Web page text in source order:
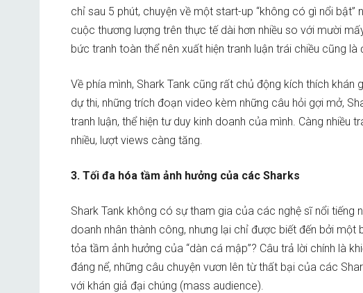
chỉ sau 5 phút, chuyện về một start-up “không có gì nổi
cuộc thương lượng trên thực tế dài hơn nhiều so với mười
bức tranh toàn thể nên xuất hiện tranh luận trái chiều cũng là
Về phía mình, Shark Tank cũng rất chủ động kích thích
dự thi, những trích đoạn video kèm những câu hỏi gợi mở,
tranh luận, thể hiện tư duy kinh doanh của mình. Càng nhiều
nhiều, lượt views càng tăng.
3. Tối đa hóa tầm ảnh hưởng của các Sharks
Shark Tank không có sự tham gia của các nghệ sĩ nổi tiếng
doanh nhân thành công, nhưng lại chỉ được biết đến bởi một
tỏa tầm ảnh hưởng của “dàn cá mập”? Câu trả lời chính là
đáng nể, những câu chuyện vươn lên từ thất bại của các
với khán giả đại chúng (mass audience).